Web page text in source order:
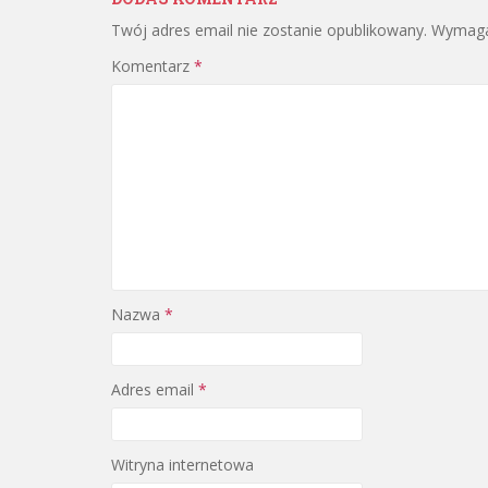
Twój adres email nie zostanie opublikowany.
Komentarz *
Nazwa *
Adres email *
Witryna internetowa